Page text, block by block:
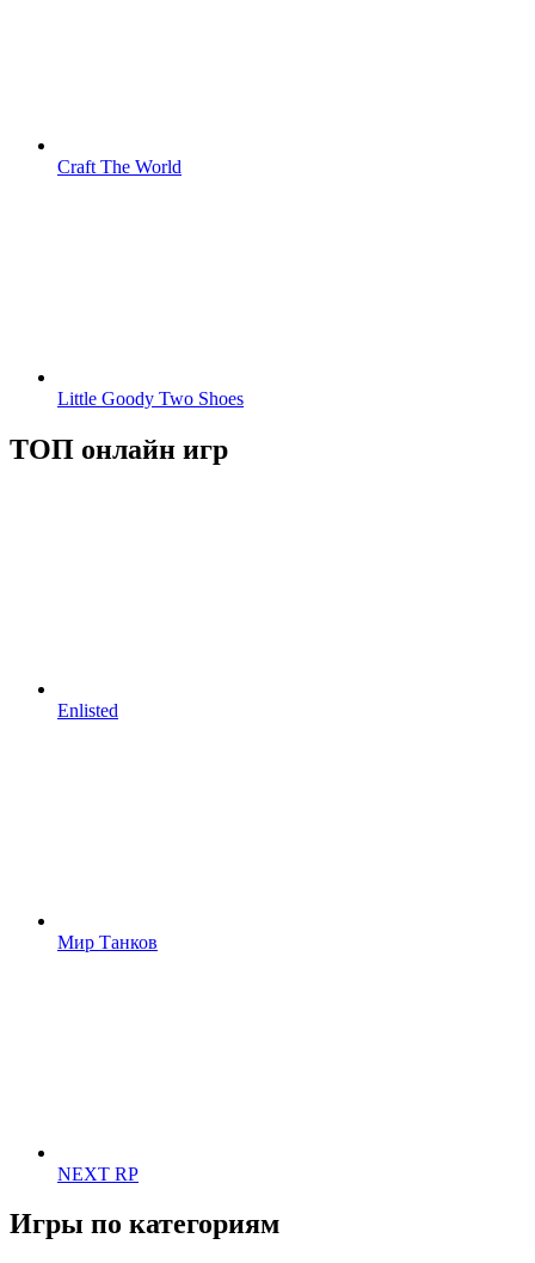
Craft The World
Little Goody Two Shoes
ТОП онлайн игр
Enlisted
Мир Танков
NEXT RP
Игры по категориям